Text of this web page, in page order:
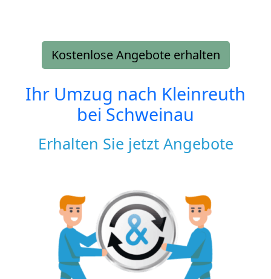
Kostenlose Angebote erhalten
Ihr Umzug nach Kleinreuth
bei Schweinau
Erhalten Sie jetzt Angebote